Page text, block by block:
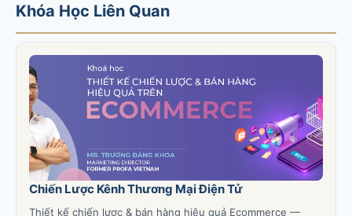
Khóa Học Liên Quan
Chiến Lược Kênh Thương Mại Điện Tử
Thiết kế chiến lược & bán hàng hiệu quả Ecommerce —